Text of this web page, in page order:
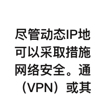
尽管动态IP
可以采取措
网络安全。
（VPN）或